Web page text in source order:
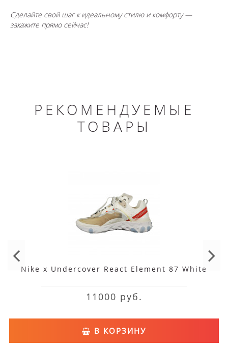
Сделайте свой шаг к идеальному стилю и комфорту —
закажите прямо сейчас!
РЕКОМЕНДУЕМЫЕ
ТОВАРЫ
Nike x Undercover React Element 87 White
11000 руб.
В КОРЗИНУ